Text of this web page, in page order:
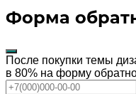
Форма
После покупки темы
в 80% на форму